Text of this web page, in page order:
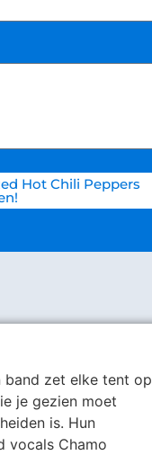
Hot Chili Peppers
band zet elke tent op
je gezien moet
is. Hun
vocals Chamo